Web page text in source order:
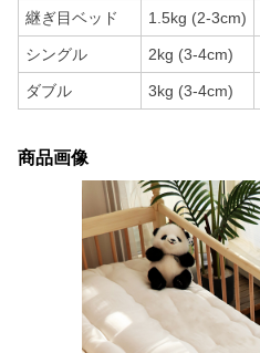
継ぎ目ベッド 1.5kg (2-3cm)
シングル 2kg (3-4cm)
ダブル 3kg (3-4cm)
商品画像